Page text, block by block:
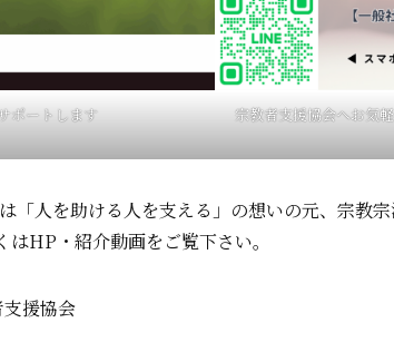
ポートします
宗教者支援協会へお気
「人を助ける人を支える」の想いの元、宗教
HP・紹介動画をご覧下さい。
援協会